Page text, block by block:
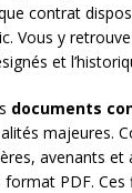
contrat
Vous y
et
documents
majeures.
avenants
format PDF.